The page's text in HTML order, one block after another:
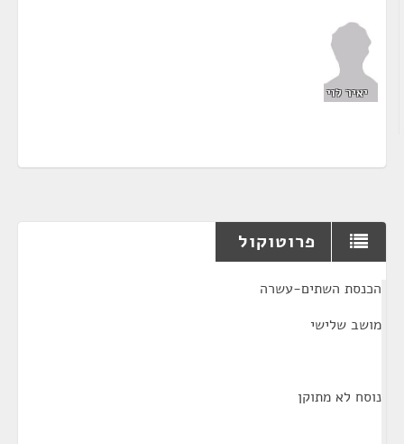
יאיר לוי
פרוטוקול
הכנסת השתים-עשרה
מושב שלישי
נוסח לא מתוקן